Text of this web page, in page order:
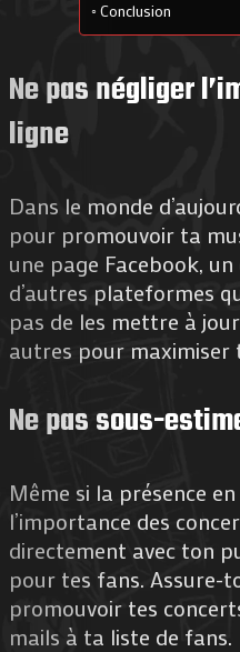
Conclusion
Ne pas négliger
ligne
Dans le monde
pour promouvoir ta
une page Facebook,
d’autres plateformes
pas de les mettre à
autres pour maximiser
Ne pas sous-
Même si la présence
l’importance des
directement avec ton
pour tes fans. Assure-
promouvoir tes
mails à ta liste de fans.